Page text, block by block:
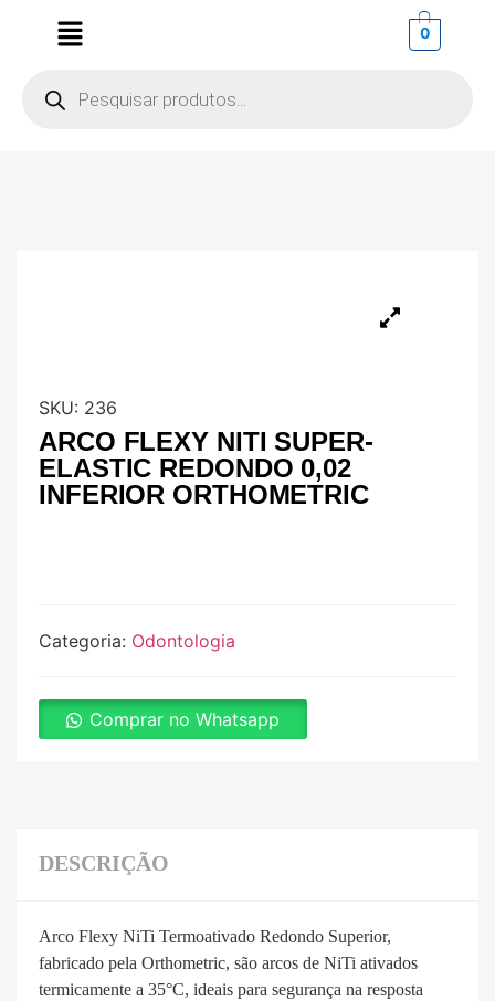
0
SKU: 236
ARCO FLEXY NITI SUPER-
ELASTIC REDONDO 0,02
INFERIOR ORTHOMETRIC
Categoria: Odontologia
Comprar no Whatsapp
DESCRIÇÃO
Arco Flexy NiTi Termoativado Redondo Superior,
fabricado pela Orthometric, são arcos de NiTi ativados
termicamente a 35°C, ideais para segurança na resposta